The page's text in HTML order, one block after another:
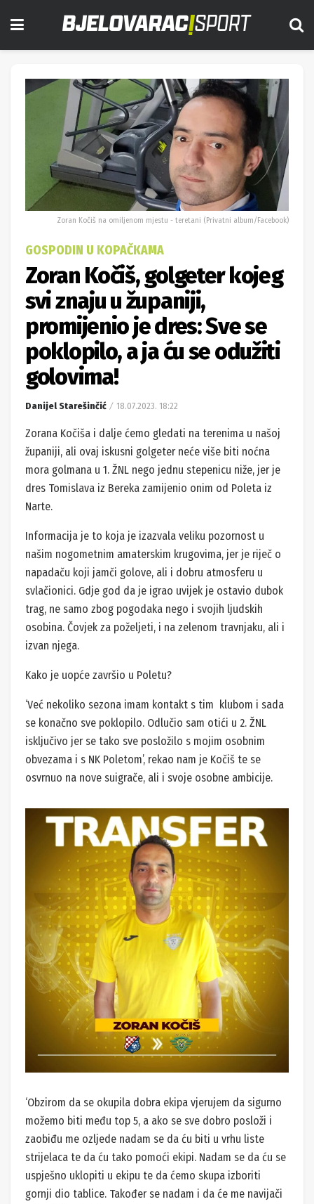
Zoran Kočiš na omiljenom mjestu - teretani (Privatni album/Facebook)
GOSPODIN U KOPAČKAMA
Zoran Kočiš, golgeter kojeg
svi znaju u županiji,
promijenio je dres: Sve se
poklopilo, a ja ću se odužiti
golovima!
Danijel Starešinčić 18.07.2023. 18:22
Zorana Kočiša i dalje ćemo gledati na terenima u našoj
županiji, ali ovaj iskusni golgeter neće više biti noćna
mora golmana u 1. ŽNL nego jednu stepenicu niže, jer je
dres Tomislava iz Bereka zamijenio onim od Poleta iz
Narte.
Informacija je to koja je izazvala veliku pozornost u
našim nogometnim amaterskim krugovima, jer je riječ o
napadaču koji jamči golove, ali i dobru atmosferu u
svlačionici. Gdje god da je igrao uvijek je ostavio dubok
trag, ne samo zbog pogodaka nego i svojih ljudskih
osobina. Čovjek za poželjeti, i na zelenom travnjaku, ali i
izvan njega.
Kako je uopće završio u Poletu?
‘Već nekoliko sezona imam kontakt s tim klubom i sada
se konačno sve poklopilo. Odlučio sam otići u 2. ŽNL
isključivo jer se tako sve posložilo s mojim osobnim
obvezama i s NK Poletom’, rekao nam je Kočiš te se
osvrnuo na nove suigrače, ali i svoje osobne ambicije.
‘Obzirom da se okupila dobra ekipa vjerujem da sigurno
možemo biti među top 5, a ako se sve dobro posloži i
zaobiđu me ozljede nadam se da ću biti u vrhu liste
strijelaca te da ću tako pomoći ekipi. Nadam se da ću se
uspješno uklopiti u ekipu te da ćemo skupa izboriti
gornji dio tablice. Također se nadam i da će me navijači